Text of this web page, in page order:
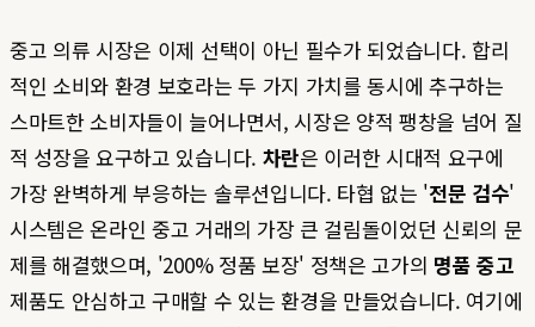
중고 의류 시장은 이제 선택이 아닌 필수가 되었습니다. 합리
적인 소비와 환경 보호라는 두 가지 가치를 동시에 추구하는
스마트한 소비자들이 늘어나면서, 시장은 양적 팽창을 넘어 질
적 성장을 요구하고 있습니다. 차란은 이러한 시대적 요구에
가장 완벽하게 부응하는 솔루션입니다. 타협 없는 '전문 검수'
시스템은 온라인 중고 거래의 가장 큰 걸림돌이었던 신뢰의 문
제를 해결했으며, '200% 정품 보장' 정책은 고가의 명품 중고
제품도 안심하고 구매할 수 있는 환경을 만들었습니다. 여기에